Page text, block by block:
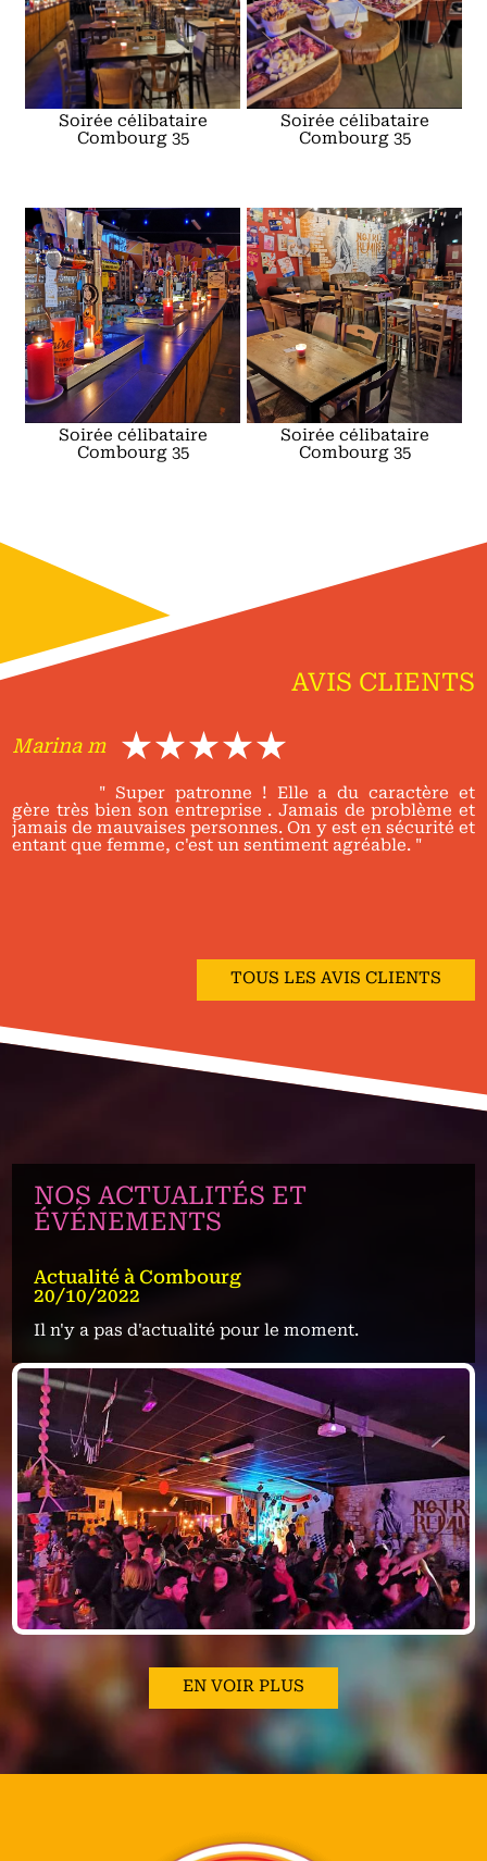
Soirée célibataire
Combourg 35
Soirée célibataire
Combourg 35
Soirée célibataire
Combourg 35
Soirée célibataire
Combourg 35
AVIS CLIENTS
Marina m
" Super patronne ! Elle a du caractère et
gère très bien son entreprise . Jamais de problème et
jamais de mauvaises personnes. On y est en sécurité et
entant que femme, c'est un sentiment agréable. "
TOUS LES AVIS CLIENTS
NOS ACTUALITÉS ET
ÉVÉNEMENTS
Actualité à Combourg
20/10/2022
Il n'y a pas d'actualité pour le moment.
EN VOIR PLUS